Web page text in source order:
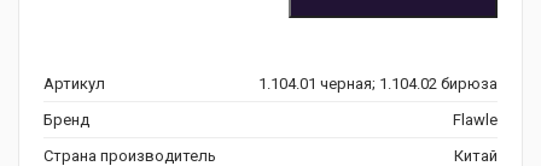
Артикул
1.104.01 черная; 1.104.02 бирюза
Бренд
Flawle
Страна производитель
Китай